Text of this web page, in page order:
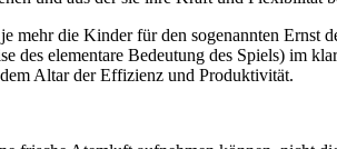
die Kinder für den sogenannten Ernst
elementare Bedeutung des Spiels) im
Altar der Effizienz und Produktivität.